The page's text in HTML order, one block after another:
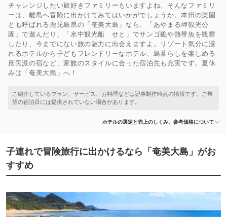
チャレンジしたい旅好きファミリーもいますよね。そんなファミリ
ーは、離島へ冒険に出かけてみてはいかがでしょうか。本州の楽園
とも呼ばれる鹿児島県の「奄美大島」なら、「あやまる岬観光公
園」で遊んだり、「水中観光船 せと」でサンゴ礁や熱帯魚を観察
したり、今までにない旅の魅力に出会えますよ。リゾート気分に浸
れるホテルから子どもフレンドリーなホテル、島暮らしを楽しめる
庶民派の宿など、家族のスタイルに合った宿泊先も充実です。夏休
みは「奄美大島」へ！
ホテルの選定と売上のしくみ、参考価格について
子連れで冒険旅行に出かけるなら「奄美大島」がお
すすめ